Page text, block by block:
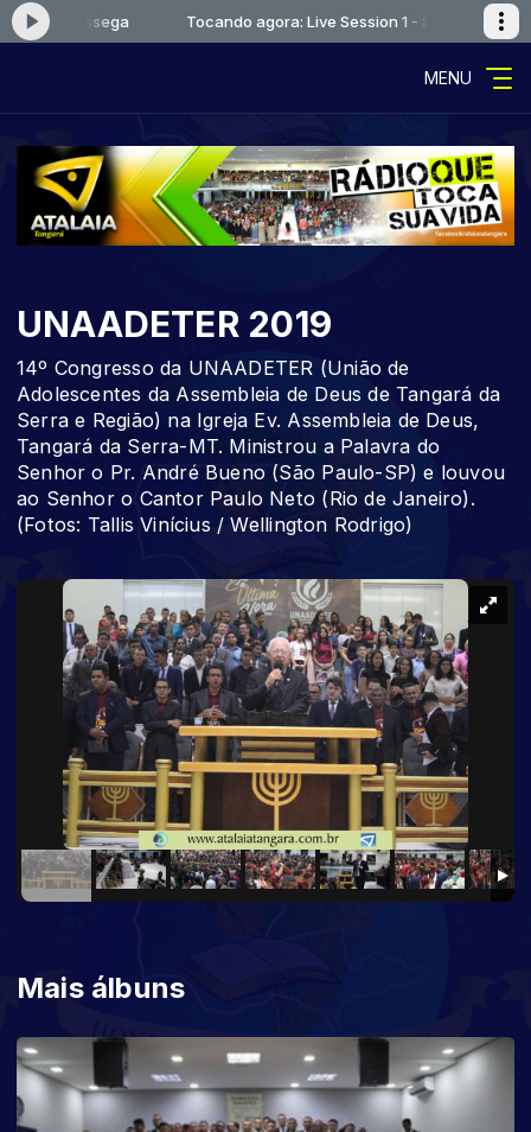
1 - Sossega Tocando agora: Live Session 1 - Sossega
MENU
UNAADETER 2019
14º Congresso da UNAADETER (União de
Adolescentes da Assembleia de Deus de Tangará da
Serra e Região) na Igreja Ev. Assembleia de Deus,
Tangará da Serra-MT. Ministrou a Palavra do
Senhor o Pr. André Bueno (São Paulo-SP) e louvou
ao Senhor o Cantor Paulo Neto (Rio de Janeiro).
(Fotos: Tallis Vinícius / Wellington Rodrigo)
Mais álbuns